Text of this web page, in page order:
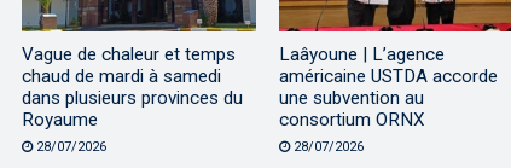
Vague de chaleur et temps
chaud de mardi à samedi
dans plusieurs provinces du
Royaume
28/07/2026
Laâyoune | L’agence
américaine USTDA accorde
une subvention au
consortium ORNX
28/07/2026